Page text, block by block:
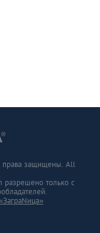
права защищены. All
разрешено только с